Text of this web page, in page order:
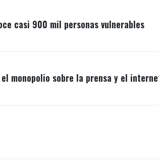
casi 900 mil personas vulnerables
monopolio sobre la prensa y el